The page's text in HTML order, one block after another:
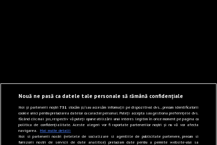
Nouă ne pasă ca datele tale personale să rămână confidențiale
Noi și partenerii noștri731 stocăm și/sau accesăm informații pe dispozitivul dvs., precum identificatorii
cookie unici pentru prelucrarea datelor cu caracter personal. Puteți accepta sau gestiona preferințele dvs.
făcând clic mai jos, respectiv vă puteți opune utilizării unui interes legitim în orice moment pe pagina cu
politica de confidențialitate. Aceste alegeri vor fi raportate partenerilor noștri și nu vă vor afecta
navigarea. Mai multe detalii
Noi si partenerii nostri (retelele de socializare si agentiile de publicitate partenere, precum si
furnizorii nostri de servicii de date analitice) prelucram date pentru a permite website-ului sa